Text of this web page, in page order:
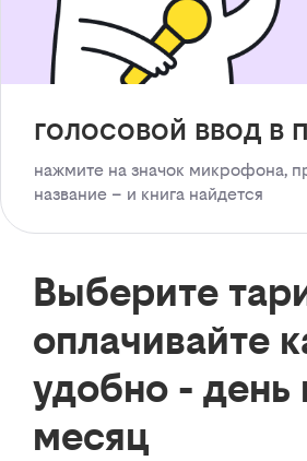
голосовой ввод в
нажмите на значок микрофона,
название – и книга найдется
Выберите
оплачивайте
удобно - день
месяц